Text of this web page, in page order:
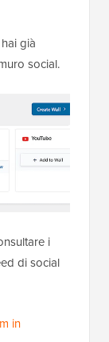
già
social.
i
di social
in